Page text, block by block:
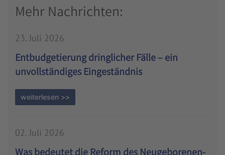
Mehr Nachrichten:
23. Juli 2026
Entbudgetierung dringlicher Fälle – ein
unvollständiges Eingeständnis
weiterlesen >>
02. Juli 2026
Was bedeutet die Reform des Neugeborenen-